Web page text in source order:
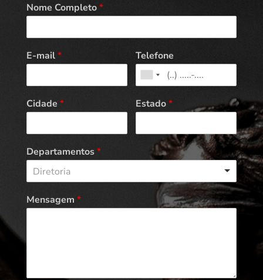
Nome Completo*
E-mail* Telefone
Cidade * Estado*
Departamentos*
Diretoria
Mensagem *